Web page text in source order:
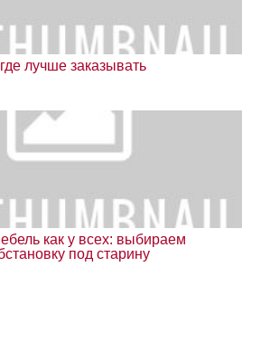
лучше заказывать
как у всех: выбираем
под старину